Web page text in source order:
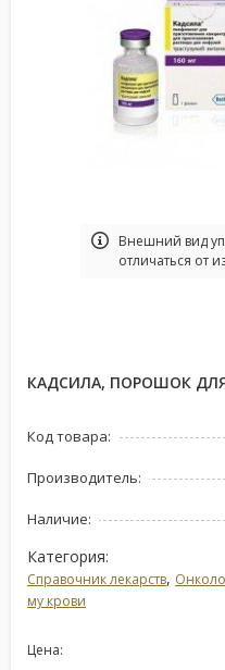
Bнешний вид
отличаться от
КАДСИЛА, ПОРОШОК
Код товара:
Производитель:
Наличие:
Категория:
Справочник лекарств,
му крови
Цена: